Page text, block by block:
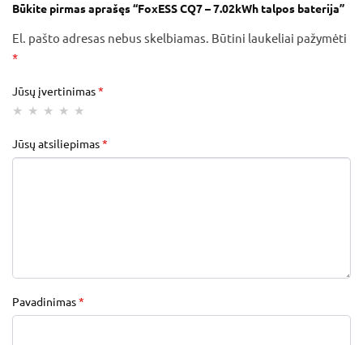
Būkite pirmas aprašęs “FoxESS CQ7 – 7.02kWh talpos baterija”
El. pašto adresas nebus skelbiamas. Būtini laukeliai pažymėti
*
Jūsų įvertinimas*
Jūsų atsiliepimas*
Pavadinimas*